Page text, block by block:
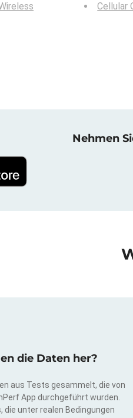
Cellular
Nehmen
die Daten her?
aus Tests gesammelt, die von
App durchgeführt wurden.
die unter realen Bedingungen